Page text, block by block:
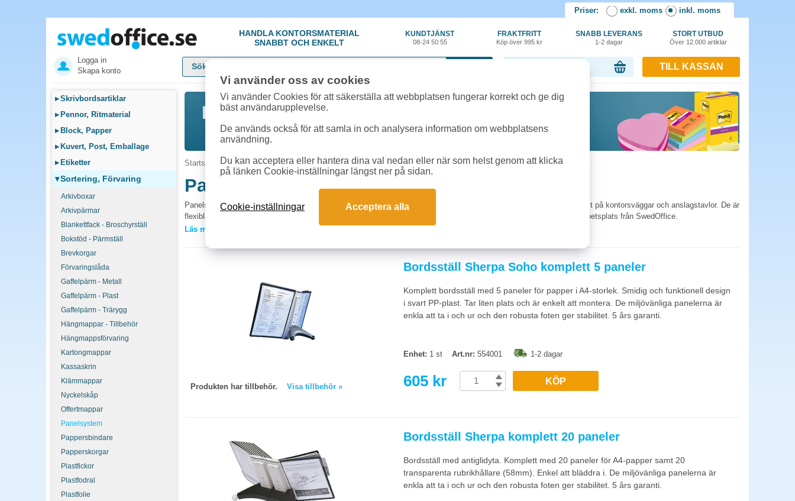
Priser: exkl. moms inkl. moms
HANDLA KONTORSMATERIAL
SNABBT OCH ENKELT
KUNDTJÄNST
08-24 50 55
FRAKTFRITT
Köp över 995 kr
SNABB LEVERANS
1-2 dagar
STORT UTBUD
Över 12.000 artiklar
Logga in
Skapa konto
TILL KASSAN
▸Skrivbordsartiklar
▸ Pennor, Ritmaterial
▸ Block, Papper
▸ Kuvert, Post, Emballage
▸ Etiketter
▾Sortering, Förvaring
Arkivboxar
Arkivpärmar
Blankettfack - Broschyrställ
Bokstöd - Pärmställ
Brevkorgar
Förvaringslåda
Gaffelpärm - Metall
Gaffelpärm - Plast
Gaffelpärm - Trärygg
Hängmappar - Tillbehör
Hängmappsförvaring
Kartongmappar
Kassaskrin
Klämmappar
Nyckelskåp
Offertmappar
Panelsystem
Pappersbindare
Papperskorgar
Plastfickor
Plastfodral
Plastfolie
Startsida »Sortering, Förvaring»Panelsystem
Panelsystem
Panelsystem organiserar och visar dokument, information och meddelanden på ett strukturerat och lättöverskådligt sätt på kontorsväggar och anslagstavlor. De är
flexibla och anpassningsbara för alla typer av kontorsmiljöer och kommunikationsbehov. Beställ panelsystem för er arbetsplats från SwedOffice.
Panelsystem är modulära och kan byggas ut, vilket passar avdelningar med växande informationsbehov. Anslagstavlor är billigare för enklare och statiska behov i
Hur stort panelsystem behövs?
Räkna med ett A4-fack per medarbetare för intern post och 4-8 fack för delad information (anslag, blanketter). Modulära system kan byggas ut i takt med att
behovet växer. Mät vägghöjden så systemet inte ramlar i taket eller blockerar belysning.
Läs mer »
Produkten har tillbehör. Visa tillbehör »
Bordsställ Sherpa Soho komplett 5 paneler
Komplett bordsställ med 5 paneler för papper i A4-storlek. Smidig och funktionell design
i svart PP-plast. Tar liten plats och är enkelt att montera. De miljövänliga panelerna är
enkla att ta i och ur och den robusta foten ger stabilitet. 5 års garanti.
Enhet: 1 st Art.nr: 554001 1-2 dagar
605 kr KÖP
Bordsställ Sherpa komplett 20 paneler
Bordsställ med antiglidyta. Komplett med 20 paneler för A4-papper samt 20
transparenta rubrikhållare (58mm). Enkel att bläddra i. De miljövänliga panelerna är
enkla att ta i och ur och den robusta foten ger stabilitet. 5 års garanti.
Vi använder oss av cookies
Vi använder Cookies för att säkerställa att webbplatsen fungerar korrekt och ge dig
bäst användarupplevelse.
De används också för att samla in och analysera information om webbplatsens
användning.
Du kan acceptera eller hantera dina val nedan eller när som helst genom att klicka
på länken Cookie-inställningar längst ner på sidan.
Cookie-inställningar Acceptera alla